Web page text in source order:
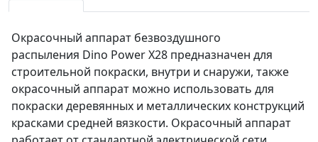
Окрасочный аппарат безвоздушного
распыления Dino Power X28 предназначен для
строительной покраски, внутри и снаружи, также
окрасочный аппарат можно использовать для
покраски деревянных и металлических конструкций
красками средней вязкости. Окрасочный аппарат